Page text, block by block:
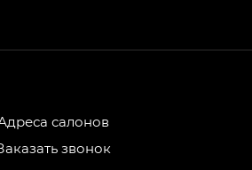
Джи Эль Полный привод —
(Empow) в комплектации
салонов
звонок